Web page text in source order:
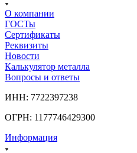
О компании
ГОСТы
Сертификаты
Реквизиты
Новости
Калькулятор металла
Вопросы и ответы
ИНН: 7722397238
ОГРН: 1177746429300
Информация